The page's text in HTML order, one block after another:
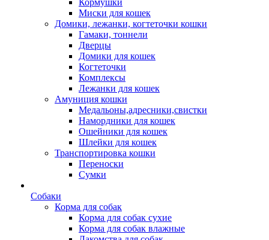
Кормушки
Миски для кошек
Домики, лежанки, когтеточки кошки
Гамаки, тоннели
Дверцы
Домики для кошек
Когтеточки
Комплексы
Лежанки для кошек
Амуниция кошки
Медальоны,адресники,свистки
Намордники для кошек
Ошейники для кошек
Шлейки для кошек
Транспортировка кошки
Переноски
Сумки
Собаки
Корма для собак
Корма для собак сухие
Корма для собак влажные